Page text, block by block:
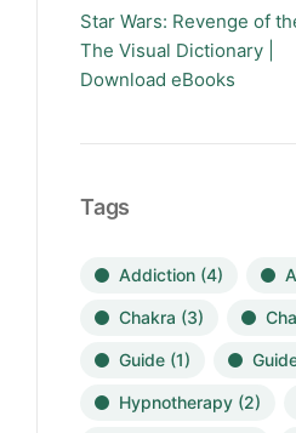
Star Wars: Revenge of
The Visual Dictionary |
Download eBooks
Tags
Addiction (4)
Chakra (3)
Guide (1)
Hypnotherapy (2)